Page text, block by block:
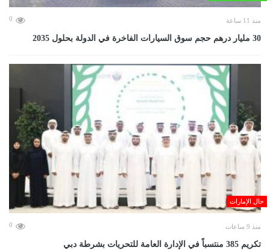
منذ 11 ساعة 0
30 مليار درهم حجم سوق السيارات الفاخرة في الدولة بحلول 2035
حال الإمارات
منذ 9 ساعات 0
تكريم 385 منتسباً في الإدارة العامة للتحريات بشرطة دبي